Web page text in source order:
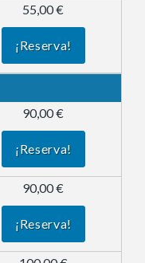
55,00 €
¡Reserva!
90,00 €
¡Reserva!
90,00 €
¡Reserva!